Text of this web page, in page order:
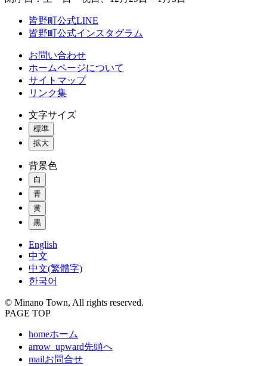
皆野町公式LINE
皆野町公式インスタグラム
お問い合わせ
ホームページについて
サイトマップ
リンク集
文字サイズ
標準
拡大
背景色
白
青
黄
黒
English
中文
中文(繁體字)
한국어
© Minano Town, All rights reserved.
PAGE TOP
homeホーム
arrow_upward先頭へ
mailお問合せ